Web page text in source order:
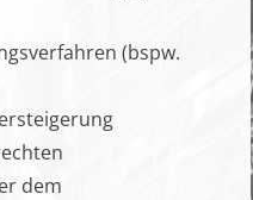
(bspw.
dem